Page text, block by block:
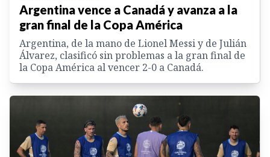
Argentina vence a Canadá y avanza a la
gran final de la Copa América
Argentina, de la mano de Lionel Messi y de Julián
Álvarez, clasificó sin problemas a la gran final de
la Copa América al vencer 2-0 a Canadá.